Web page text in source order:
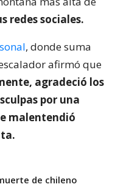
redes sociales.
, donde suma
afirmó que
agradeció los
por una
malentendió
de chileno